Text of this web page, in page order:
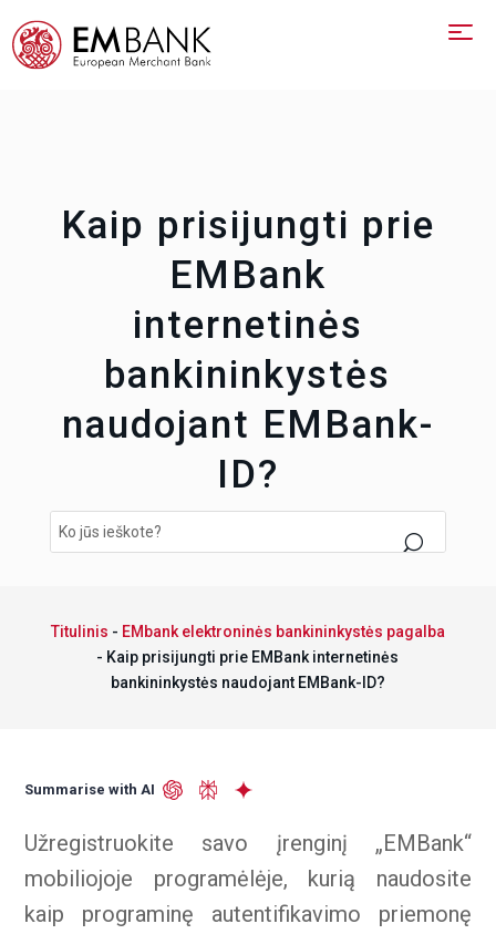
Kaip prisijungti prie
EMBank
internetinės
bankininkystės
naudojant EMBank-
ID?
Titulinis - EMbank elektroninės bankininkystės pagalba
- Kaip prisijungti prie EMBank internetinės
bankininkystės naudojant EMBank-ID?
Summarise with AI
Užregistruokite savo įrenginį „EMBank“
mobiliojoje programėlėje, kurią naudosite
kaip programinę autentifikavimo priemonę